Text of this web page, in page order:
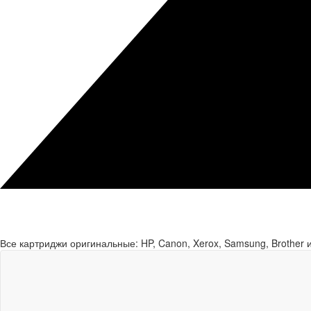
Все картриджи оригинальные: HP, Canon, Xerox, Samsung, Brother